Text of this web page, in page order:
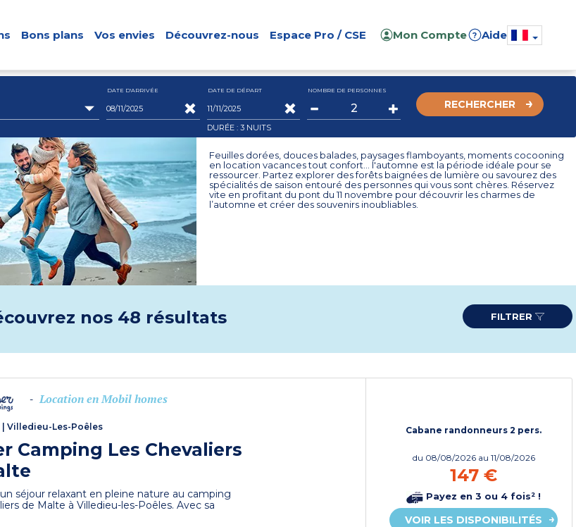
Bons plans Vos envies Découvrez-nous Espace Pro / CSE Mon Compte ? Aide
DATE D'ARRIVÉE DATE DE DÉPART
DURÉE : 3 NUITS
NOMBRE DE PERSONNES
RECHERCHER
Feuilles dorées, douces balades, paysages flamboyants, moments cocooning
en location vacances tout confort... l'automne est la période idéale pour se
ressourcer. Partez explorer des forêts baignées de lumière ou savourez des
spécialités de saison entouré des personnes qui vous sont chères. Réservez
vite en profitant du pont du 11 novembre pour découvrir les charmes de
l’automne et créer des souvenirs inoubliables.
nos 48 résultats FILTRER
- Location en Mobil homes
|Villedieu-Les-Poêles
Camping Les Chevaliers
séjour relaxant en pleine nature au camping
de Malte à Villedieu-les-Poêles. Avec sa
Cabane randonneurs 2 pers.
du 08/08/2026 au 11/08/2026
147 €
Payez en 3 ou 4 fois² !
VOIR LES DISPONIBILITÉS